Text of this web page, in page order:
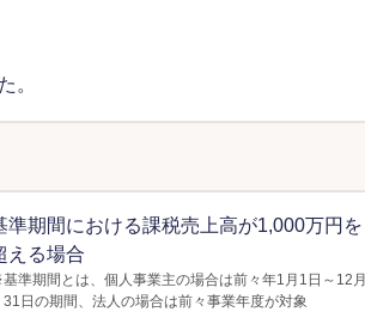
。
準期間における課税売上高が1,000万円を
える場合
基準期間とは、個人事業主の場合は前々年1月1日～12月
31日の期間、法人の場合は前々事業年度が対象